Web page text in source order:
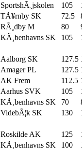
SportshÃ¸jskolen 105
TÃ¥rnby SK 72.5
RÃ¸dby M 80
KÃ¸benhavns SK 105
Aalborg SK 127.5
Amager PL 127.5
AK Frem 112.5
Aarhus SVK 105
KÃ¸benhavns SK 70
VidebÃ¦k SK 130
Roskilde AK 125
KÃ¸benhavns SK 100